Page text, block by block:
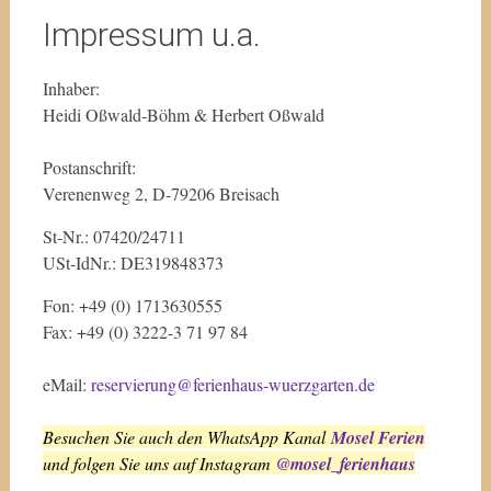
Impressum u.a.
Inhaber:
Heidi Oßwald-Böhm & Herbert Oßwald
Postanschrift:
Verenenweg 2, D-79206 Breisach
St-Nr.: 07420/24711
USt-IdNr.: DE319848373
Fon: +49 (0) 1713630555
Fax: +49 (0) 3222-3 71 97 84
eMail: reservierung@ferienhaus-wuerzgarten.de
Besuchen Sie auch den WhatsApp KanalMosel Ferien
und folgen Sie uns auf Instagram @mosel_ferienhaus